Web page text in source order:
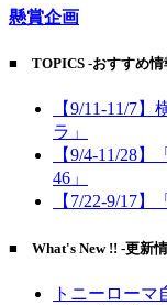
懸賞企画
■ TOPICS -おすすめ情
【9/11-11/7
ラ」
【9/4-11/28
46」
【7/22-9/17
■ What's New !! -更新
トニーロー